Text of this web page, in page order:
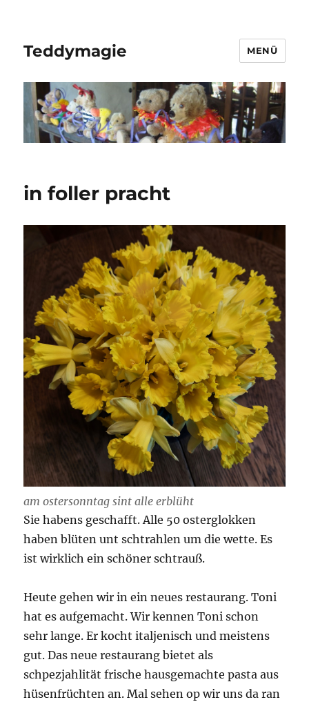
Teddymagie MENÜ
in foller pracht
am ostersonntag sint alle erblüht
Sie habens geschafft. Alle 50 osterglokken
haben blüten unt schtrahlen um die wette. Es
ist wirklich ein schöner schtrauß.
Heute gehen wir in ein neues restaurang. Toni
hat es aufgemacht. Wir kennen Toni schon
sehr lange. Er kocht italjenisch und meistens
gut. Das neue restaurang bietet als
schpezjahlität frische hausgemachte pasta aus
hüsenfrüchten an. Mal sehen op wir uns da ran